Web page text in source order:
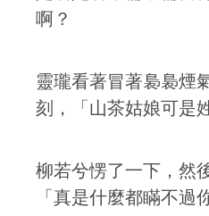
啊？
靈瓏看著冒著裊裊煙
刻，「山茶姑娘可是
柳若兮愣了一下，然
「真是什麼都瞞不過